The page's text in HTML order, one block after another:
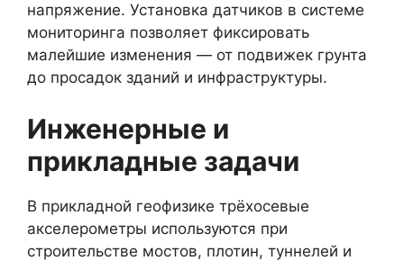
напряжение. Установка датчиков в системе
мониторинга позволяет фиксировать
малейшие изменения — от подвижек грунта
до просадок зданий и инфраструктуры.
Инженерные и
прикладные задачи
В прикладной геофизике трёхосевые
акселерометры используются при
строительстве мостов, плотин, туннелей и